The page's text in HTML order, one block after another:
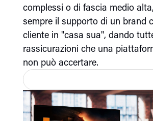
complessi o di fascia medio
sempre il supporto di un brand
cliente in "casa sua", dando
rassicurazioni che una
non può accertare.